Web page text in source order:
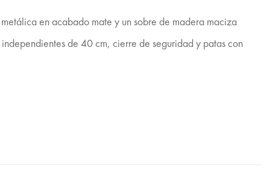
en acabado mate y un sobre de madera maciza
de 40 cm, cierre de seguridad y patas con